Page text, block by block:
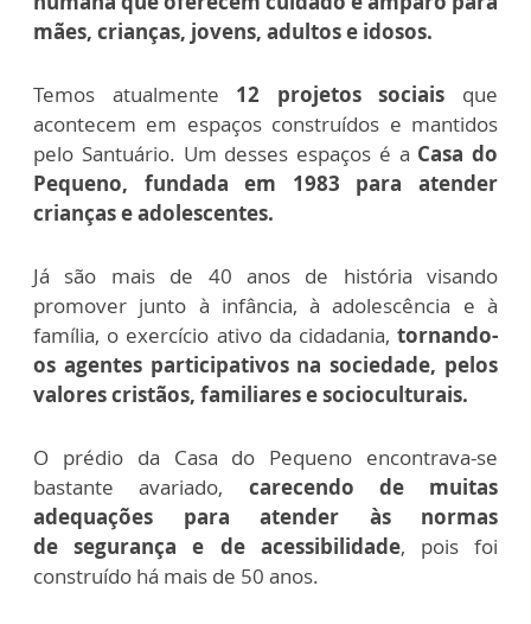
mães, crianças, jovens, adultos e idosos.
Temos atualmente 12 projetos sociais que
acontecem em espaços construídos e mantidos
pelo Santuário. Um desses espaços é a Casa do
Pequeno, fundada em 1983 para atender
crianças e adolescentes.
Já são mais de 40 anos de história visando
promover junto à infância, à adolescência e à
família, o exercício ativo da cidadania, tornando-
os agentes participativos na sociedade, pelos
valores cristãos, familiares e socioculturais.
O prédio da Casa do Pequeno encontrava-se
bastante avariado, carecendo de muitas
adequações para atender às normas
desegurança e de acessibilidade, pois foi
construído há mais de 50 anos.